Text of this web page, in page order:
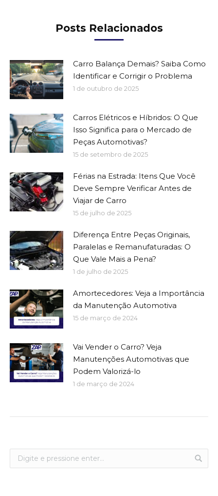
Posts Relacionados
Carro Balança Demais? Saiba Como
Identificar e Corrigir o Problema
1 de outubro de 2025
Carros Elétricos e Híbridos: O Que
Isso Significa para o Mercado de
Peças Automotivas?
15 de setembro de 2025
Férias na Estrada: Itens Que Você
Deve Sempre Verificar Antes de
Viajar de Carro
15 de julho de 2025
Diferença Entre Peças Originais,
Paralelas e Remanufaturadas: O
Que Vale Mais a Pena?
1 de julho de 2025
Amortecedores: Veja a Importância
da Manutenção Automotiva
15 de março de 2024
Vai Vender o Carro? Veja
Manutenções Automotivas que
Podem Valorizá-lo
1 de março de 2024